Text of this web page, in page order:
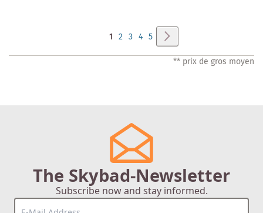
Vous
lisez
1 Page
2 Page
3 Page
4 Page
5
** prix de gros moyen
The Skybad-Newsletter
Subscribe now and stay informed.